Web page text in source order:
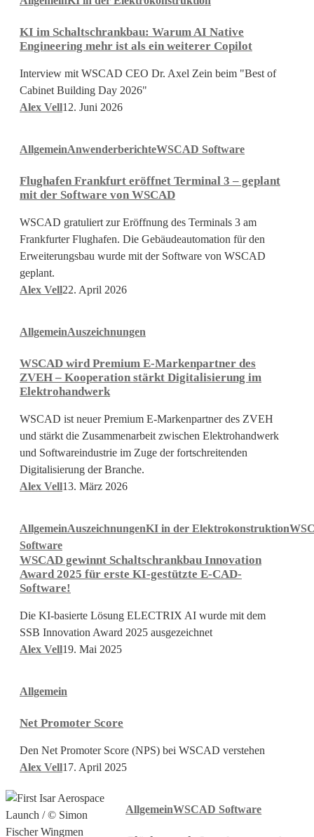
Warum
Native
Engineering
mehr
weiterer
Copilot
KI im Schaltschrankbau: Warum AI Native
Engineering mehr ist als ein weiterer Copilot
Interview mit WSCAD CEO Dr. Axel Zein beim "Best of
Cabinet Building Day 2026"
Alex Vell12. Juni 2026
Frankfurt
Terminal
geplant
Software
AllgemeinAnwenderberichteWSCAD Software
Flughafen Frankfurt eröffnet Terminal 3 – geplant
mit der Software von WSCAD
WSCAD gratuliert zur Eröffnung des Terminals 3 am
Frankfurter Flughafen. Die Gebäudeautomation für den
Erweiterungsbau wurde mit der Software von WSCAD
geplant.
Alex Vell22. April 2026
wird
Markenpartner
ZVEH
Kooperation
stärkt
Digitalisierung
Elektrohandwerk
AllgemeinAuszeichnungen
WSCAD wird Premium E-Markenpartner des
ZVEH – Kooperation stärkt Digitalisierung im
Elektrohandwerk
WSCAD ist neuer Premium E-Markenpartner des ZVEH
und stärkt die Zusammenarbeit zwischen Elektrohandwerk
und Softwareindustrie im Zuge der fortschreitenden
Digitalisierung der Branche.
Alex Vell13. März 2026
gewinnt
Schaltschrankbau
Innovation
Award
erste
KI-
Software!
AllgemeinAuszeichnungenKI in der Elektrokonstruktion
Software
WSCAD gewinnt Schaltschrankbau Innovation
Award 2025 für erste KI-gestützte E-CAD-
Software!
Die KI-basierte Lösung ELECTRIX AI wurde mit dem
SSB Innovation Award 2025 ausgezeichnet
Alex Vell19. Mai 2025
Promoter
Allgemein
Net Promoter Score
Den Net Promoter Score (NPS) bei WSCAD verstehen
Alex Vell17. April 2025
IsarAllgemeinWSCAD Software